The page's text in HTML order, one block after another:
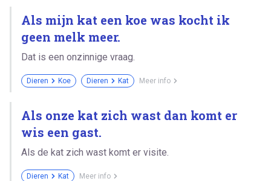
Als mijn kat een koe was kocht ik
geen melk meer.
Dat is een onzinnige vraag.
Dieren Koe Dieren Kat Meer info
Als onze kat zich wast dan komt er
wis een gast.
Als de kat zich wast komt er visite.
Dieren Kat Meer info